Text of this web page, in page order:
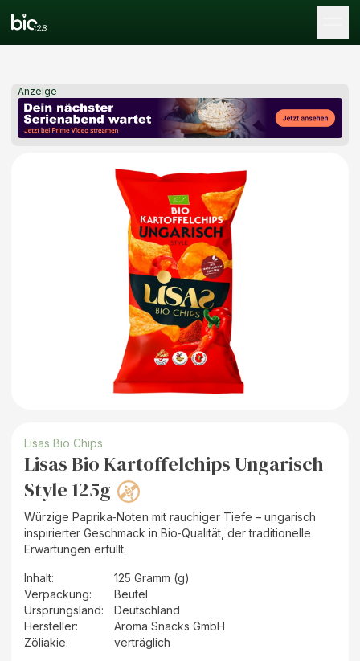
Anzeige
Lisas Bio Chips
Lisas Bio Kartoffelchips Ungarisch
Style 125g
Würzige Paprika‑Noten mit rauchiger Tiefe – ungarisch
inspirierter Geschmack in Bio‑Qualität, der traditionelle
Erwartungen erfüllt.
Inhalt:
125 Gramm (g)
Verpackung:
Beutel
Ursprungsland:
Deutschland
Hersteller:
Aroma Snacks GmbH
Zöliakie:
verträglich